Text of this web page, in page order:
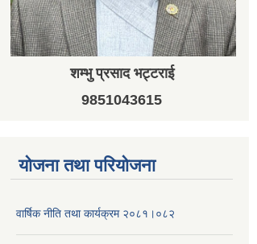
शम्भु प्रसाद भट्टराई
9851043615
योजना तथा परियोजना
वार्षिक नीति तथा कार्यक्रम २०८१।०८२